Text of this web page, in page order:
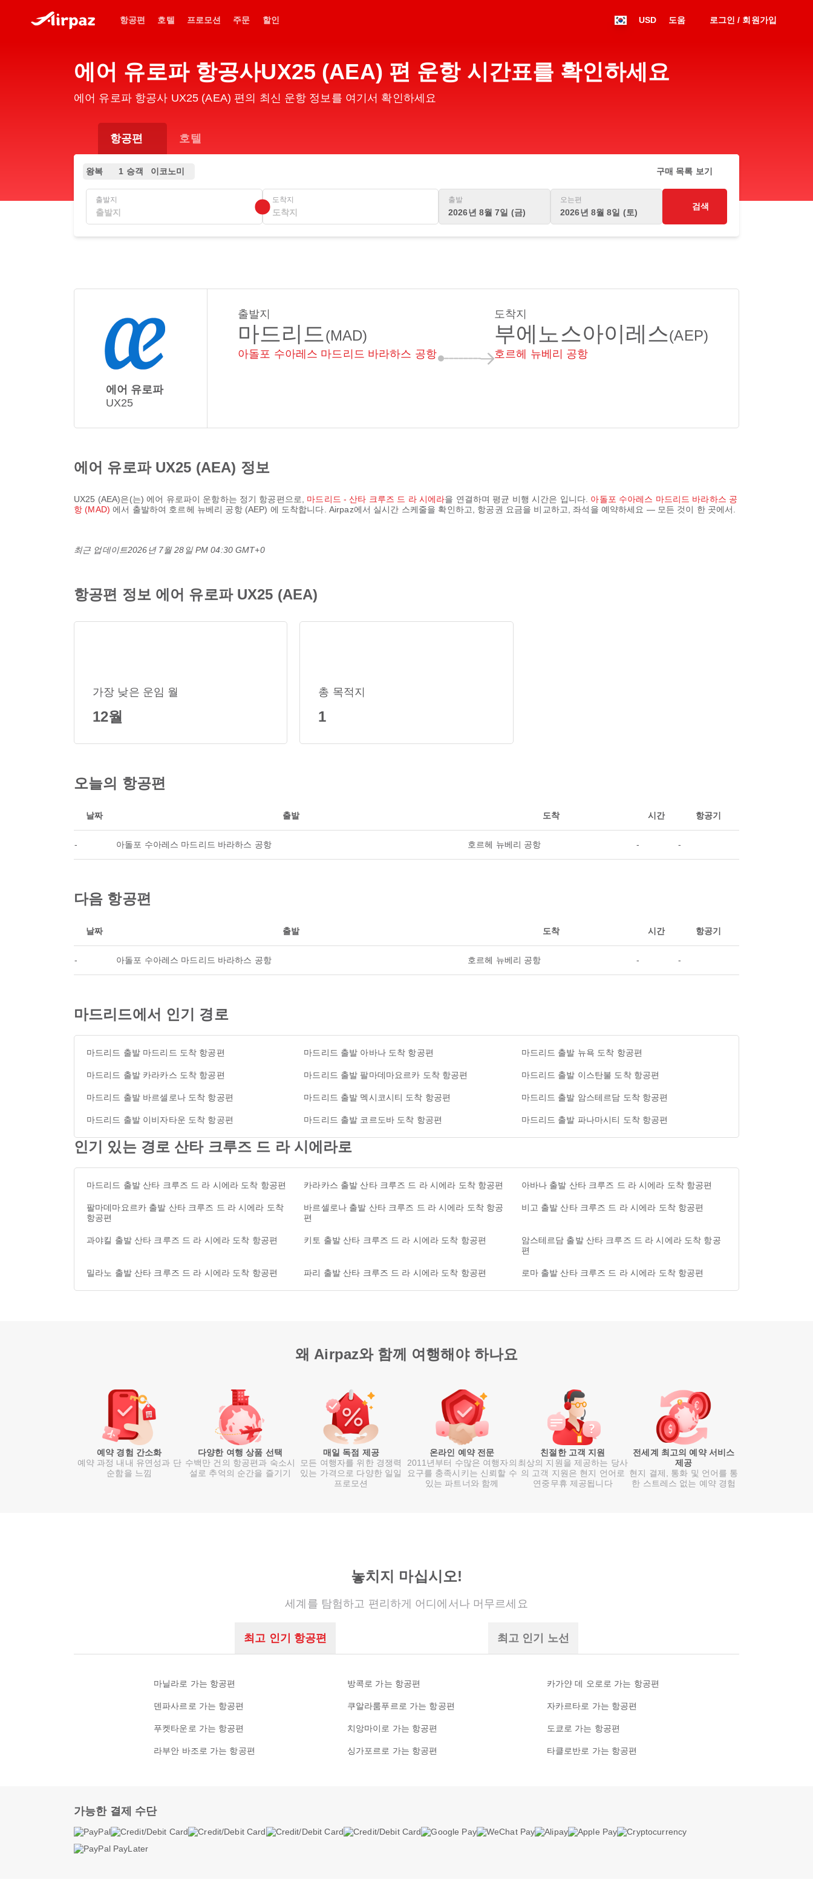
항공편 호텔 프로모션 주문 할인 USD 도움 로그인 / 회원가입
에어 유로파 항공사UX25 (AEA) 편 운항 시간표를 확인하세요
에어 유로파 항공사 UX25 (AEA) 편의 최신 운항 정보를 여기서 확인하세요
항공편 호텔
왕복 1 승객 이코노미 구매 목록 보기
출발지 도착지 출발
2026년 8월 7일 (금)
오는편
2026년 8월 8일 (토)
검색
에어 유로파
UX25
출발지
마드리드(MAD)
아돌포 수아레스 마드리드 바라하스 공항
도착지
부에노스아이레스(AEP)
호르헤 뉴베리 공항
에어 유로파 UX25 (AEA) 정보
UX25 (AEA)은(는)에어 유로파이 운항하는 정기 항공편으로, 마드리드 - 산타 크루즈 드 라 시에라을 연결하며 평균 비행 시간은 입니다. 아돌포 수아레스 마드리드 바라하스 공
항 (MAD)에서 출발하여 호르헤 뉴베리 공항 (AEP) 에 도착합니다. Airpaz에서 실시간 스케줄을 확인하고, 항공권 요금을 비교하고, 좌석을 예약하세요 — 모든 것이 한 곳에서.
최근 업데이트2026년 7월 28일 PM 04:30 GMT+0
항공편 정보 에어 유로파 UX25 (AEA)
가장 낮은 운임 월
12월
총 목적지
1
오늘의 항공편
날짜 출발 도착 시간 항공기
- 아돌포 수아레스 마드리드 바라하스 공항 호르헤 뉴베리 공항 - -
다음 항공편
날짜 출발 도착 시간 항공기
- 아돌포 수아레스 마드리드 바라하스 공항 호르헤 뉴베리 공항 - -
마드리드에서 인기 경로
마드리드 출발 마드리드 도착 항공편 마드리드 출발 아바나 도착 항공편 마드리드 출발 뉴욕 도착 항공편
마드리드 출발 카라카스 도착 항공편 마드리드 출발 팔마데마요르카 도착 항공편 마드리드 출발 이스탄불 도착 항공편
마드리드 출발 바르셀로나 도착 항공편 마드리드 출발 멕시코시티 도착 항공편 마드리드 출발 암스테르담 도착 항공편
마드리드 출발 이비자타운 도착 항공편 마드리드 출발 코르도바 도착 항공편 마드리드 출발 파나마시티 도착 항공편
인기 있는 경로 산타 크루즈 드 라 시에라로
마드리드 출발 산타 크루즈 드 라 시에라 도착 항공편 카라카스 출발 산타 크루즈 드 라 시에라 도착 항공편 아바나 출발 산타 크루즈 드 라 시에라 도착 항공편
팔마데마요르카 출발 산타 크루즈 드 라 시에라 도착
항공편
바르셀로나 출발 산타 크루즈 드 라 시에라 도착 항공
편
비고 출발 산타 크루즈 드 라 시에라 도착 항공편
과야킬 출발 산타 크루즈 드 라 시에라 도착 항공편 키토 출발 산타 크루즈 드 라 시에라 도착 항공편
암스테르담 출발 산타 크루즈 드 라 시에라 도착 항공
편
밀라노 출발 산타 크루즈 드 라 시에라 도착 항공편 파리 출발 산타 크루즈 드 라 시에라 도착 항공편 로마 출발 산타 크루즈 드 라 시에라 도착 항공편
왜 Airpaz와 함께 여행해야 하나요
예약 경험 간소화
예약 과정 내내 유연성과 단
순함을 느낌
다양한 여행 상품 선택
수백만 건의 항공편과 숙소시
설로 추억의 순간을 즐기기
매일 독점 제공
모든 여행자를 위한 경쟁력
있는 가격으로 다양한 일일
프로모션
온라인 예약 전문
2011년부터 수많은 여행자의
요구를 충족시키는 신뢰할 수
있는 파트너와 함께
친절한 고객 지원
최상의 지원을 제공하는 당사
의 고객 지원은 현지 언어로
연중무휴 제공됩니다
전세계 최고의 예약 서비스
제공
현지 결제, 통화 및 언어를 통
한 스트레스 없는 예약 경험
놓치지 마십시오!
세계를 탐험하고 편리하게 어디에서나 머무르세요
최고 인기 항공편 최고 인기 노선
마닐라로 가는 항공편 방콕로 가는 항공편 카가얀 데 오로로 가는 항공편
덴파사르로 가는 항공편 쿠알라룸푸르로 가는 항공편 자카르타로 가는 항공편
푸켓타운로 가는 항공편 치앙마이로 가는 항공편 도쿄로 가는 항공편
라부안 바조로 가는 항공편 싱가포르로 가는 항공편 타클로반로 가는 항공편
가능한 결제 수단